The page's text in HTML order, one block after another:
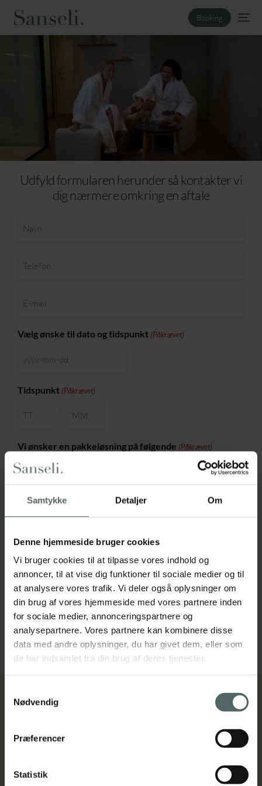
Samtykke Detaljer Om
Denne hjemmeside bruger cookies
Vi bruger cookies til at tilpasse vores indhold og
annoncer, til at vise dig funktioner til sociale medier og til
at analysere vores trafik. Vi deler også oplysninger om
din brug af vores hjemmeside med vores partnere inden
for sociale medier, annonceringspartnere og
analysepartnere. Vores partnere kan kombinere disse
data med andre oplysninger, du har givet dem, eller som
de har indsamlet fra din brug af deres tjenester.
Nødvendig
Præferencer
Statistik
Booking
Udfyld formularen herunder så kontakter vi
dig nærmere omkring en aftale
mail
Vælg ønske til dato og tidspunkt (Påkrævet)
Tidspunkt (Påkrævet)
:
Vi ønsker en pakkeløsning på følgende (Påkrævet)
Mad, hygge og wellness (kontakt os for booking)
(Påkrævet)